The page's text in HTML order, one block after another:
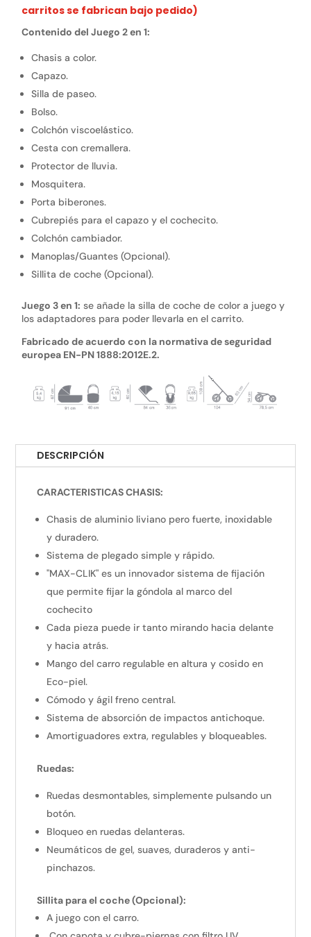
carritos se fabrican bajo pedido)
Contenido del Juego 2 en 1:
Chasis a color.
Capazo.
Silla de paseo.
Bolso.
Colchón viscoelástico.
Cesta con cremallera.
Protector de lluvia.
Mosquitera.
Porta biberones.
Cubrepiés para el capazo y el cochecito.
Colchón cambiador.
Manoplas/Guantes (Opcional).
Sillita de coche (Opcional).
Juego 3 en 1: se añade la silla de coche de color a juego y
los adaptadores para poder llevarla en el carrito.
Fabricado de acuerdo con la normativa de seguridad
europea EN-PN 1888:2012E.2.
DESCRIPCIÓN
CARACTERISTICAS CHASIS:
Chasis de aluminio liviano pero fuerte, inoxidable
y duradero.
Sistema de plegado simple y rápido.
"MAX-CLIK" es un innovador sistema de fijación
que permite fijar la góndola al marco del
cochecito
Cada pieza puede ir tanto mirando hacia delante
y hacia atrás.
Mango del carro regulable en altura y cosido en
Eco-piel.
Cómodo y ágil freno central.
Sistema de absorción de impactos antichoque.
Amortiguadores extra, regulables y bloqueables.
Ruedas:
Ruedas desmontables, simplemente pulsando un
botón.
Bloqueo en ruedas delanteras.
Neumáticos de gel, suaves, duraderos y anti-
pinchazos.
Sillita para el coche (Opcional):
A juego con el carro.